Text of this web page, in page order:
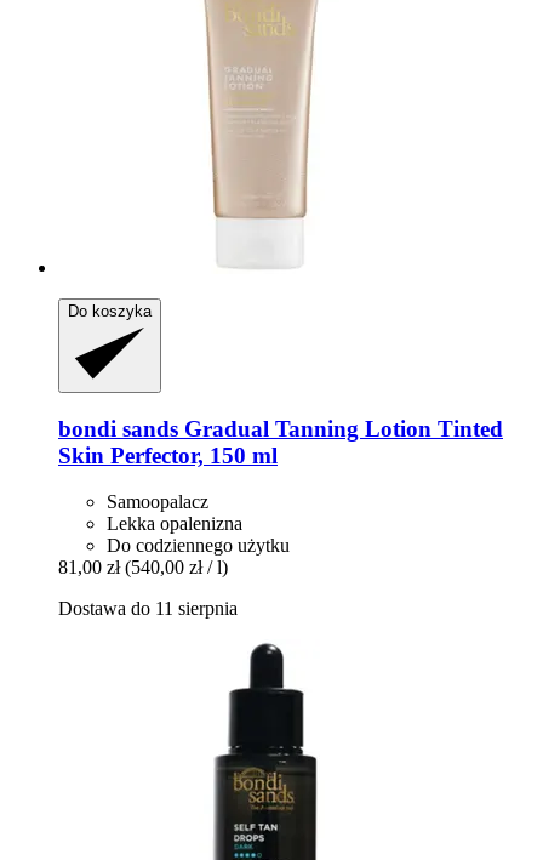
Do koszyka
bondi sands Gradual Tanning Lotion Tinted
Skin Perfector, 150 ml
Samoopalacz
Lekka opalenizna
Do codziennego użytku
81,00 zł (540,00 zł / l)
Dostawa do 11 sierpnia